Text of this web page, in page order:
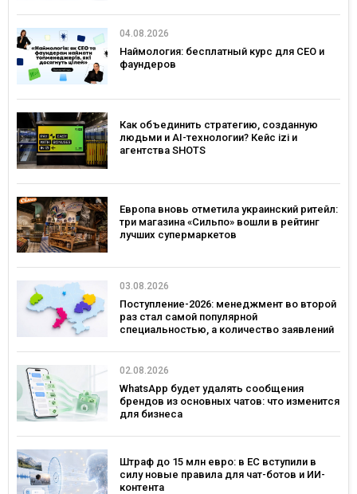
04.08.2026
Наймология: бесплатный курс для CEO и
фаундеров
Как объединить стратегию, созданную
людьми и AI-технологии? Кейс izi и
агентства SHOTS
Европа вновь отметила украинский ритейл:
три магазина «Сильпо» вошли в рейтинг
лучших супермаркетов
03.08.2026
Поступление-2026: менеджмент во второй
раз стал самой популярной
специальностью, а количество заявлений
02.08.2026
WhatsApp будет удалять сообщения
брендов из основных чатов: что изменится
для бизнеса
Штраф до 15 млн евро: в ЕС вступили в
силу новые правила для чат-ботов и ИИ-
контента